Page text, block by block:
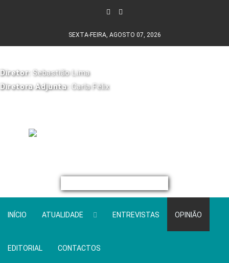
SEXTA-FEIRA, AGOSTO 07, 2026
Diretor: Sebastião Lima
Diretora Adjunta: Carla Félix
INÍCIO ATUALIDADE ENTREVISTAS OPINIÃO
EDITORIAL CONTACTOS